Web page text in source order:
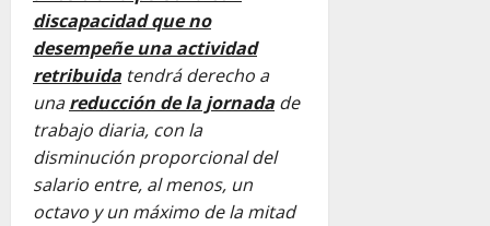
discapacidad que no
desempeñe una actividad
retribuida tendrá derecho a
unareducción de la jornada de
trabajo diaria, con la
disminución proporcional del
salario entre, al menos, un
octavo y un máximo de la mitad